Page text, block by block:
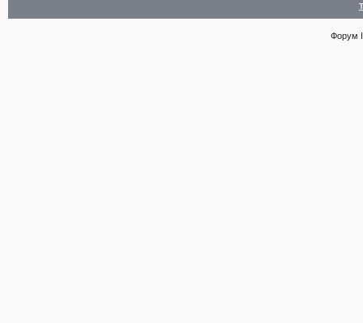
Форум